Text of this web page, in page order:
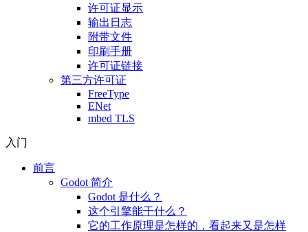
许可证显示
输出日志
附带文件
印刷手册
许可证链接
第三方许可证
FreeType
ENet
mbed TLS
入门
前言
Godot 简介
Godot 是什么？
这个引擎能干什么？
它的工作原理是怎样的，看起来又是怎样